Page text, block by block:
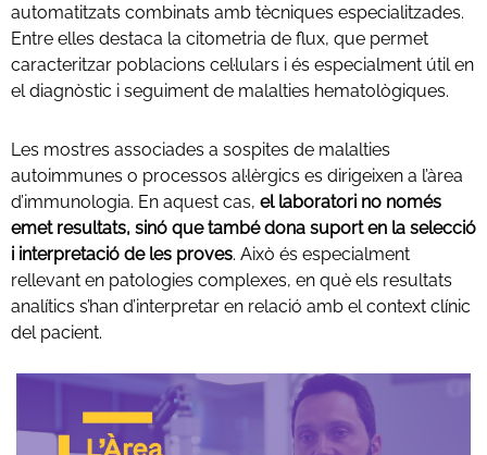
automatitzats combinats amb tècniques especialitzades.
Entre elles destaca la citometria de flux, que permet
caracteritzar poblacions cel·lulars i és especialment útil en
el diagnòstic i seguiment de malalties hematològiques.
Les mostres associades a sospites de malalties
autoimmunes o processos al·lèrgics es dirigeixen a l’àrea
d’immunologia. En aquest cas, el laboratori no només
emet resultats, sinó que també dona suport en la selecció
i interpretació de les proves. Això és especialment
rellevant en patologies complexes, en què els resultats
analítics s’han d’interpretar en relació amb el context clínic
del pacient.